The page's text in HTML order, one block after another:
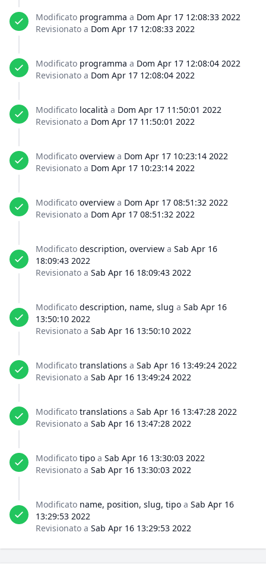
Modificato programma a Dom Apr 17 12:08:33 2022
Revisionato a Dom Apr 17 12:08:33 2022
Modificato programma a Dom Apr 17 12:08:04 2022
Revisionato a Dom Apr 17 12:08:04 2022
Modificato località a Dom Apr 17 11:50:01 2022
Revisionato a Dom Apr 17 11:50:01 2022
Modificato overview a Dom Apr 17 10:23:14 2022
Revisionato a Dom Apr 17 10:23:14 2022
Modificato overview a Dom Apr 17 08:51:32 2022
Revisionato a Dom Apr 17 08:51:32 2022
Modificato description, overview a Sab Apr 16
18:09:43 2022
Revisionato a Sab Apr 16 18:09:43 2022
Modificato description, name, slug a Sab Apr 16
13:50:10 2022
Revisionato a Sab Apr 16 13:50:10 2022
Modificato translations a Sab Apr 16 13:49:24 2022
Revisionato a Sab Apr 16 13:49:24 2022
Modificato translations a Sab Apr 16 13:47:28 2022
Revisionato a Sab Apr 16 13:47:28 2022
Modificato tipo a Sab Apr 16 13:30:03 2022
Revisionato a Sab Apr 16 13:30:03 2022
Modificato name, position, slug, tipo a Sab Apr 16
13:29:53 2022
Revisionato a Sab Apr 16 13:29:53 2022